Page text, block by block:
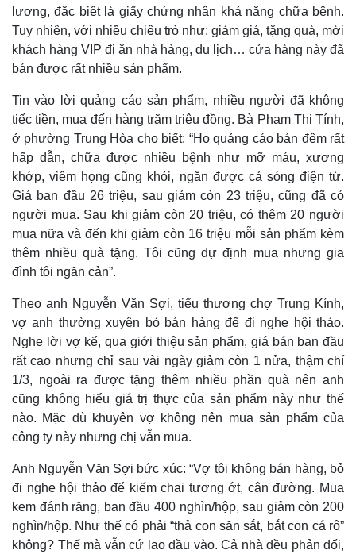
Thế giới
Quan sát
Cuộc sống đó đây
Hồ sơ
Multimedia
Video
Ảnh
lượng, đặc biệt là giấy chứng nhận khả năng chữa bệnh.
Tuy nhiên, với nhiều chiêu trò như: giảm giá, tặng quà, mời
khách hàng VIP đi ăn nhà hàng, du lịch… cửa hàng này đã
bán được rất nhiều sản phẩm.
Tin vào lời quảng cáo sản phẩm, nhiều người đã không
tiếc tiền, mua đến hàng trăm triệu đồng. Bà Phạm Thị Tính,
ở phường Trung Hòa cho biết: “Họ quảng cáo bán đệm rất
hấp dẫn, chữa được nhiều bệnh như mỡ máu, xương
khớp, viêm họng cũng khỏi, ngăn được cả sóng điện từ.
Giá ban đầu 26 triệu, sau giảm còn 23 triệu, cũng đã có
người mua. Sau khi giảm còn 20 triệu, có thêm 20 người
mua nữa và đến khi giảm còn 16 triệu mỗi sản phẩm kèm
thêm nhiều quà tặng. Tôi cũng dự định mua nhưng gia
đình tôi ngăn cản”.
Theo anh Nguyễn Văn Sợi, tiểu thương chợ Trung Kính,
vợ anh thường xuyên bỏ bán hàng để đi nghe hội thảo.
Nghe lời vợ kể, qua giới thiệu sản phẩm, giá bán ban đầu
rất cao nhưng chỉ sau vài ngày giảm còn 1 nửa, thậm chí
1/3, ngoài ra được tặng thêm nhiều phần quà nên anh
cũng không hiểu giá trị thực của sản phẩm này như thế
nào. Mặc dù khuyên vợ không nên mua sản phẩm của
công ty này nhưng chị vẫn mua.
Anh Nguyễn Văn Sợi bức xúc:“Vợ tôi không bán hàng, bỏ
đi nghe hội thảo để kiếm chai tương ớt, cân đường. Mua
kem đánh răng, ban đầu 400 nghìn/hộp, sau giảm còn 200
nghìn/hộp. Như thế có phải “thả con săn sắt, bắt con cá rô”
không? Thế mà vẫn cứ lao đầu vào. Cả nhà đều phản đối,